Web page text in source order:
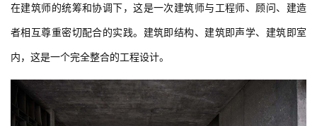
在建筑师的统筹和协调下，这是一次建筑师与工程师、顾问、建造
者相互尊重密切配合的实践。建筑即结构、建筑即声学、建筑即室
内，这是一个完全整合的工程设计。